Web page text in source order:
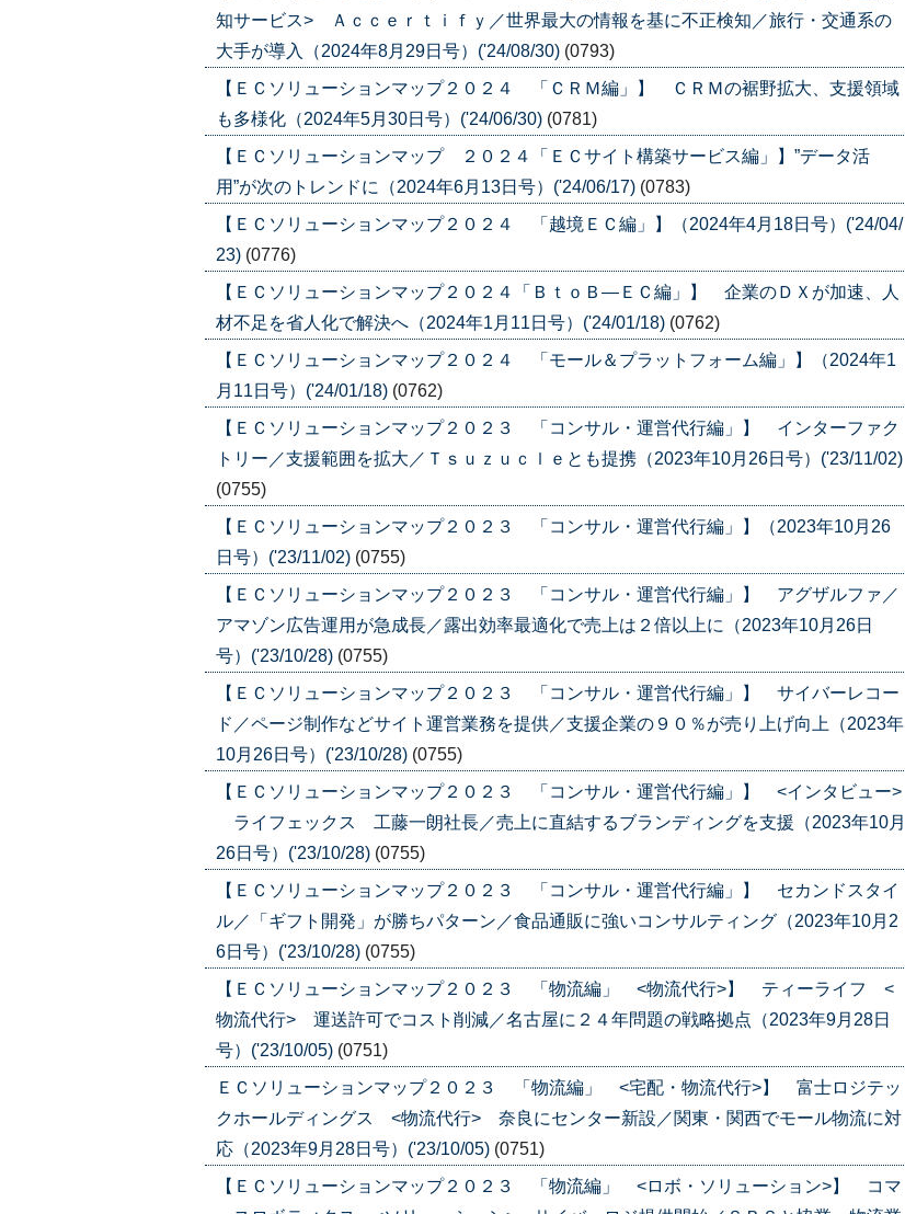
知サービス> Ａｃｃｅｒｔｉｆｙ／世界最大の情報を基に不正検知／旅行・交通系の
大手が導入（2024年8月29日号）('24/08/30) (0793)
【ＥＣソリューションマップ２０２４ 「ＣＲＭ編」】 ＣＲＭの裾野拡大、支援領域
も多様化（2024年5月30日号）('24/06/30) (0781)
【ＥＣソリューションマップ ２０２４「ＥＣサイト構築サービス編」】”データ活
用”が次のトレンドに（2024年6月13日号）('24/06/17) (0783)
【ＥＣソリューションマップ２０２４ 「越境ＥＣ編」】（2024年4月18日号）('24/04/
23) (0776)
【ＥＣソリューションマップ２０２４「ＢｔｏＢ―ＥＣ編」】 企業のＤＸが加速、人
材不足を省人化で解決へ（2024年1月11日号）('24/01/18) (0762)
【ＥＣソリューションマップ２０２４ 「モール＆プラットフォーム編」】（2024年1
月11日号）('24/01/18) (0762)
【ＥＣソリューションマップ２０２３ 「コンサル・運営代行編」】 インターファク
トリー／支援範囲を拡大／Ｔｓｕｚｕｃｌｅとも提携（2023年10月26日号）('23/11/02)
(0755)
【ＥＣソリューションマップ２０２３ 「コンサル・運営代行編」】（2023年10月26
日号）('23/11/02) (0755)
【ＥＣソリューションマップ２０２３ 「コンサル・運営代行編」】 アグザルファ／
アマゾン広告運用が急成長／露出効率最適化で売上は２倍以上に（2023年10月26日
号）('23/10/28) (0755)
【ＥＣソリューションマップ２０２３ 「コンサル・運営代行編」】 サイバーレコー
ド／ページ制作などサイト運営業務を提供／支援企業の９０％が売り上げ向上（2023年
10月26日号）('23/10/28) (0755)
【ＥＣソリューションマップ２０２３ 「コンサル・運営代行編」】 <インタビュー>
ライフェックス 工藤一朗社長／売上に直結するブランディングを支援（2023年10月
26日号）('23/10/28) (0755)
【ＥＣソリューションマップ２０２３ 「コンサル・運営代行編」】 セカンドスタイ
ル／「ギフト開発」が勝ちパターン／食品通販に強いコンサルティング（2023年10月2
6日号）('23/10/28) (0755)
【ＥＣソリューションマップ２０２３ 「物流編」 <物流代行>】 ティーライフ <
物流代行> 運送許可でコスト削減／名古屋に２４年問題の戦略拠点（2023年9月28日
号）('23/10/05) (0751)
ＥＣソリューションマップ２０２３ 「物流編」 <宅配・物流代行>】 富士ロジテッ
クホールディングス <物流代行> 奈良にセンター新設／関東・関西でモール物流に対
応（2023年9月28日号）('23/10/05) (0751)
【ＥＣソリューションマップ２０２３ 「物流編」 <ロボ・ソリューション>】 コマ